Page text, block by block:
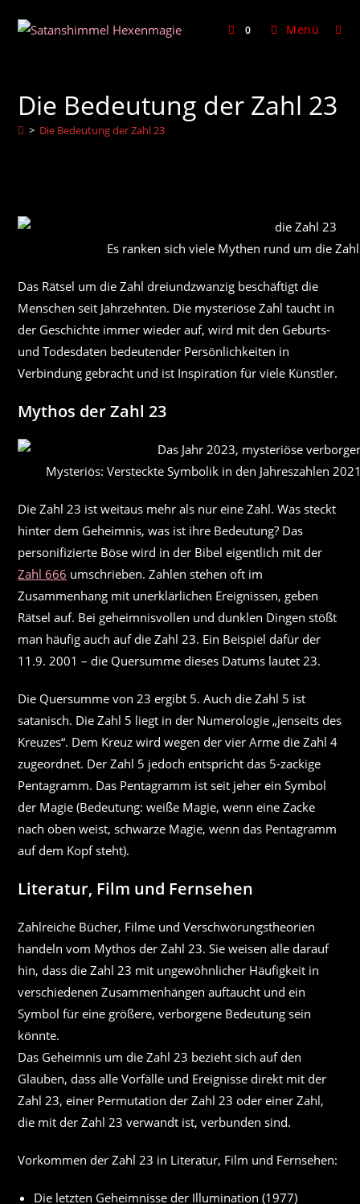
Inhalt
0 Menü
Die Bedeutung der Zahl 23
> Die Bedeutung der Zahl 23
Es ranken sich viele Mythen rund um die
Das Rätsel um die Zahl dreiundzwanzig beschäftigt die
Menschen seit Jahrzehnten. Die mysteriöse Zahl taucht in
der Geschichte immer wieder auf, wird mit den Geburts-
und Todesdaten bedeutender Persönlichkeiten in
Verbindung gebracht und ist Inspiration für viele Künstler.
Mythos der Zahl 23
Mysteriös: Versteckte Symbolik in den Jahreszahlen
Die Zahl 23 ist weitaus mehr als nur eine Zahl. Was steckt
hinter dem Geheimnis, was ist ihre Bedeutung? Das
personifizierte Böse wird in der Bibel eigentlich mit der
Zahl 666 umschrieben. Zahlen stehen oft im
Zusammenhang mit unerklärlichen Ereignissen, geben
Rätsel auf. Bei geheimnisvollen und dunklen Dingen stößt
man häufig auch auf die Zahl 23. Ein Beispiel dafür der
11.9. 2001 – die Quersumme dieses Datums lautet 23.
Die Quersumme von 23 ergibt 5. Auch die Zahl 5 ist
satanisch. Die Zahl 5 liegt in der Numerologie „jenseits des
Kreuzes“. Dem Kreuz wird wegen der vier Arme die Zahl 4
zugeordnet. Der Zahl 5 jedoch entspricht das 5-zackige
Pentagramm. Das Pentagramm ist seit jeher ein Symbol
der Magie (Bedeutung: weiße Magie, wenn eine Zacke
nach oben weist, schwarze Magie, wenn das Pentagramm
auf dem Kopf steht).
Literatur, Film und Fernsehen
Zahlreiche Bücher, Filme und Verschwörungstheorien
handeln vom Mythos der Zahl 23. Sie weisen alle darauf
hin, dass die Zahl 23 mit ungewöhnlicher Häufigkeit in
verschiedenen Zusammenhängen auftaucht und ein
Symbol für eine größere, verborgene Bedeutung sein
könnte.
Das Geheimnis um die Zahl 23 bezieht sich auf den
Glauben, dass alle Vorfälle und Ereignisse direkt mit der
Zahl 23, einer Permutation der Zahl 23 oder einer Zahl,
die mit der Zahl 23 verwandt ist, verbunden sind.
Vorkommen der Zahl 23 in Literatur, Film und Fernsehen:
Die letzten Geheimnisse der Illumination (1977)